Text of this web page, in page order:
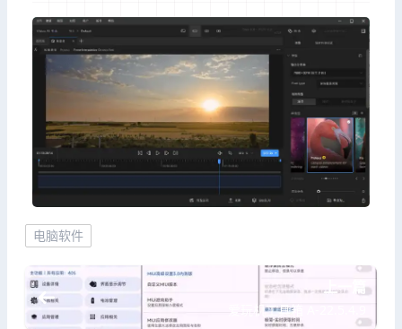
电脑软件
上一篇
爱玩机工具箱 A-22.5.4.9